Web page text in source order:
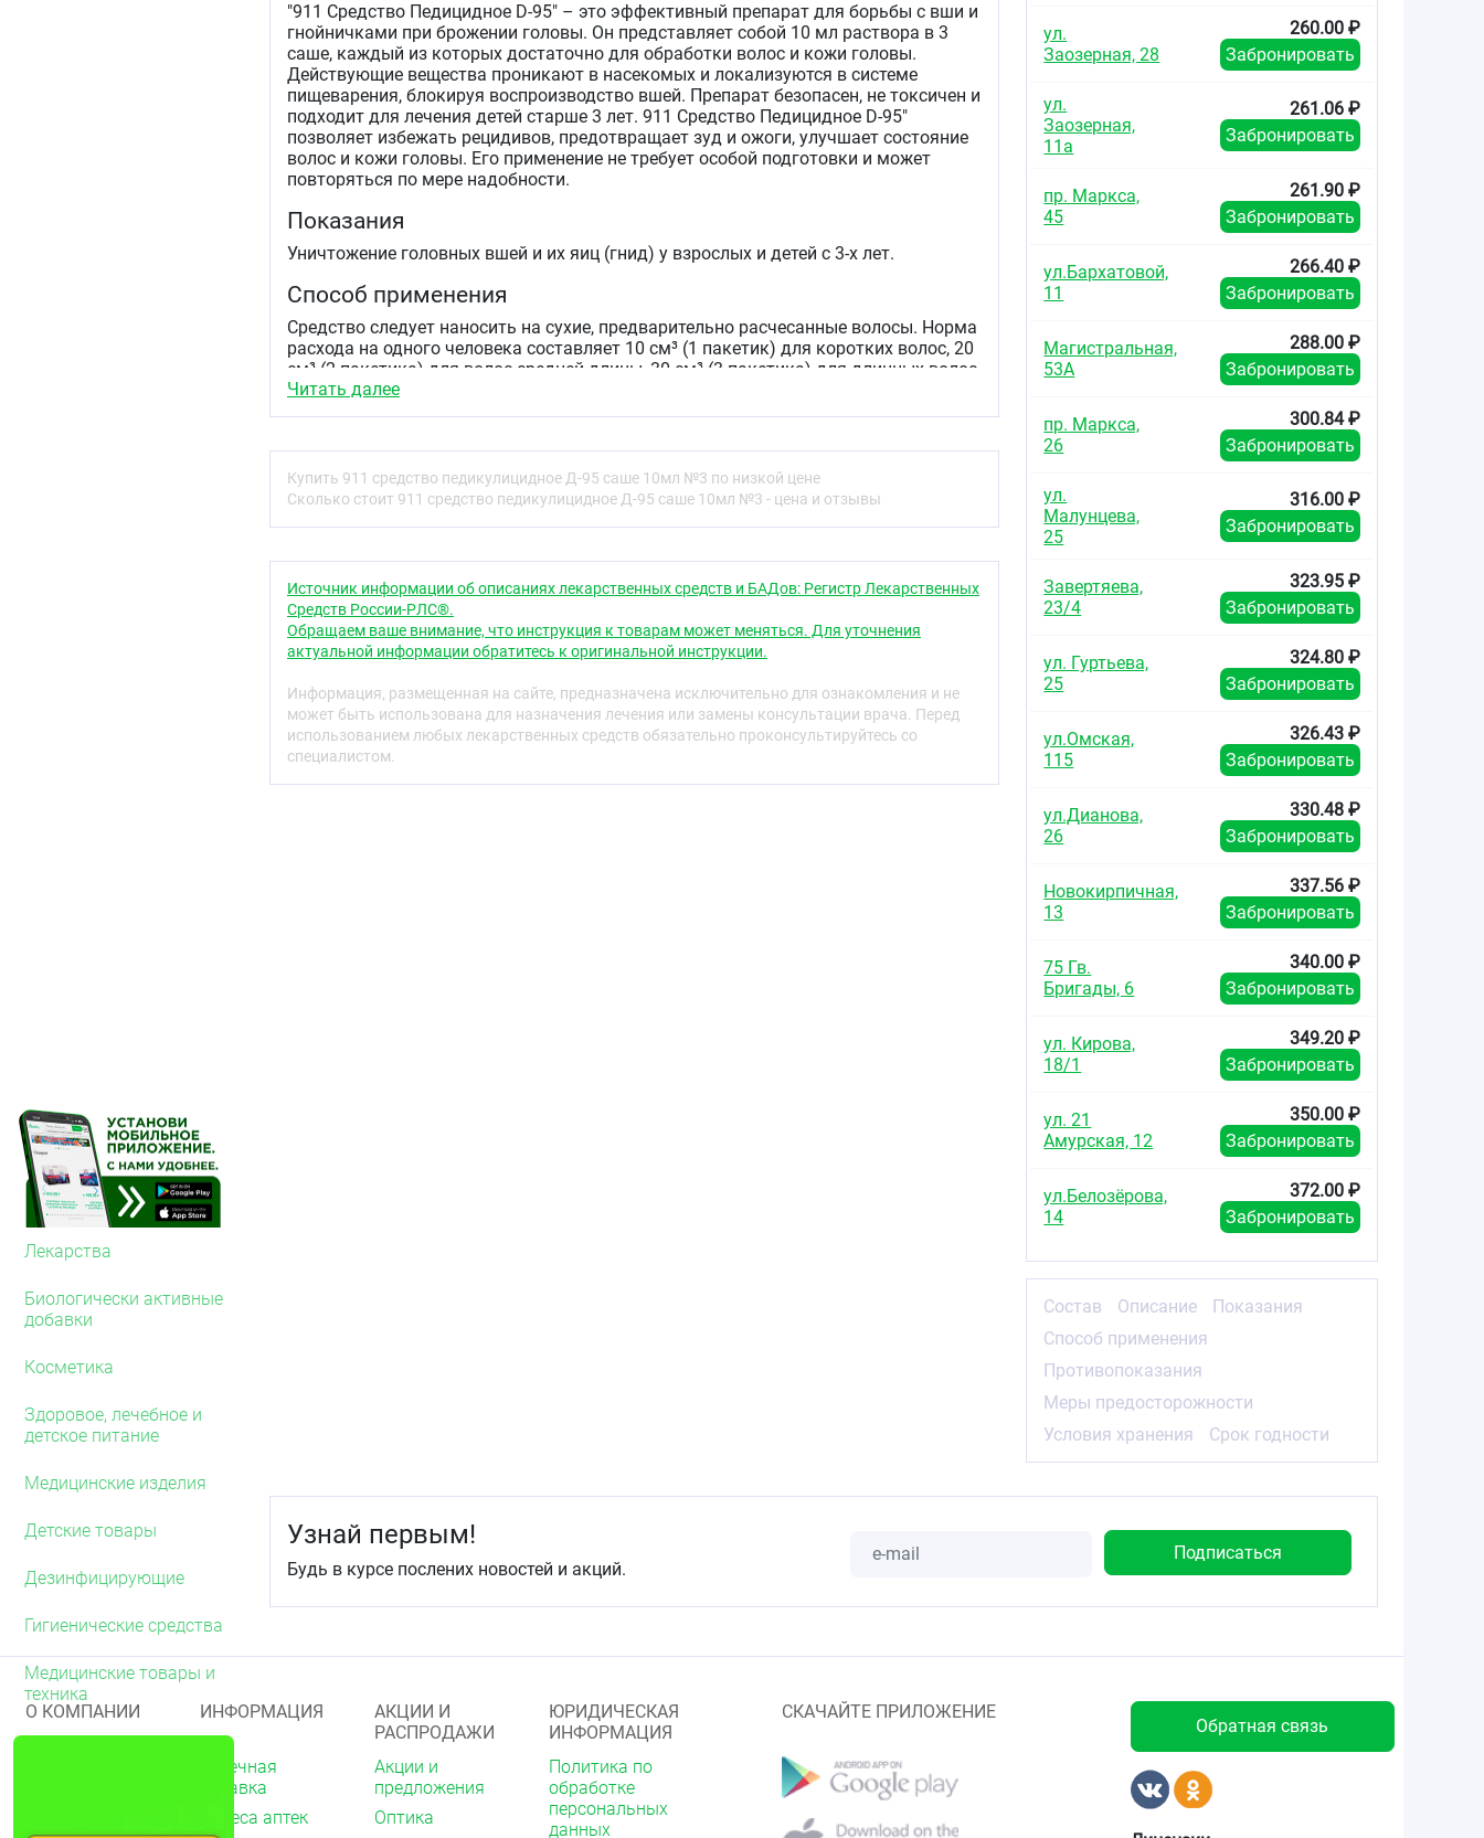
Лекарства
Биологически активные
добавки
Косметика
Здоровое, лечебное и
детское питание
Медицинские изделия
Детские товары
Дезинфицирующие
Гигиенические средства
Медицинские товары и
техника
"911 Средство Педицидное D-95" – это эффективный препарат для борьбы с вши и
гнойничками при брожении головы. Он представляет собой 10 мл раствора в 3
саше, каждый из которых достаточно для обработки волос и кожи головы.
Действующие вещества проникают в насекомых и локализуются в системе
пищеварения, блокируя воспроизводство вшей. Препарат безопасен, не токсичен и
подходит для лечения детей старше 3 лет. 911 Средство Педицидное D-95"
позволяет избежать рецидивов, предотвращает зуд и ожоги, улучшает состояние
волос и кожи головы. Его применение не требует особой подготовки и может
повторяться по мере надобности.
Показания
Уничтожение головных вшей и их яиц (гнид) у взрослых и детей с 3-х лет.
Способ применения
Средство следует наносить на сухие, предварительно расчесанные волосы. Норма
расхода на одного человека составляет 10 см³ (1 пакетик) для коротких волос, 20
см³ (2 пакетика) для волос средней длины, 30 см³ (3 пакетика) для длинных волос.
Нанести средство на корни волос до полного увлажнения. Распределить средство
по всей длине волос с помощью гребня, входящего в комплект, и оставить на 45
45 минут волосы прочесать гребнем для удаления погибших вшей и гнид. Вымыть
волосы теплой водой с применением мыла или шампуня. Обработку необходимо
повторить через 7-10 дней.
Противопоказания
Не рекомендуется наносить на кожу детям до 3-х лет, беременным и кормящим
женщинам, а также лицам с заболеваниями кожи и повышенной
чувствительностью к химическим веществам. Не является лекарственным
средством.
При использовании контактных линз их следует снять перед применением
средства Избегать попадания средства в органы дыхания, рот, глаза и на
поврежденные участки кожи. После работы со средством вымыть руки водой с
мылом!
Читать далее
Купить 911 средство педикулицидное Д-95 саше 10мл №3 по низкой цене
Сколько стоит 911 средство педикулицидное Д-95 саше 10мл №3 - цена и отзывы
Источник информации об описаниях лекарственных средств и БАДов: Регистр Лекарственных
Средств России-РЛС®.
Обращаем ваше внимание, что инструкция к товарам может меняться. Для уточнения
актуальной информации обратитесь к оригинальной инструкции.
Информация, размещенная на сайте, предназначена исключительно для ознакомления и не
может быть использована для назначения лечения или замены консультации врача. Перед
использованием любых лекарственных средств обязательно проконсультируйтесь со
специалистом.
ул.
Заозерная, 28
260.00 ₽
Забронировать
ул.
Заозерная,
11а
261.06 ₽
Забронировать
пр. Маркса,
45
261.90 ₽
Забронировать
ул.Бархатовой,
11
266.40 ₽
Забронировать
Магистральная,
53А
288.00 ₽
Забронировать
пр. Маркса,
26
300.84 ₽
Забронировать
ул.
Малунцева,
25
316.00 ₽
Забронировать
Завертяева,
23/4
323.95 ₽
Забронировать
ул. Гуртьева,
25
324.80 ₽
Забронировать
ул.Омская,
115
326.43 ₽
Забронировать
ул.Дианова,
26
330.48 ₽
Забронировать
Новокирпичная,
13
337.56 ₽
Забронировать
75 Гв.
Бригады, 6
340.00 ₽
Забронировать
ул. Кирова,
18/1
349.20 ₽
Забронировать
ул. 21
Амурская, 12
350.00 ₽
Забронировать
ул.Белозёрова,
14
372.00 ₽
Забронировать
Состав Описание
Показания
Способ применения
Противопоказания
Меры предосторожности
Условия хранения
Срок годности
Узнай первым!
Будь в курсе послених новостей и акций.
О КОМПАНИИ ИНФОРМАЦИЯ
Аптечная
справка
Адреса аптек
АКЦИИ И
РАСПРОДАЖИ
Акции и
предложения
Оптика
ЮРИДИЧЕСКАЯ
ИНФОРМАЦИЯ
Политика по
обработке
персональных
данных
СКАЧАЙТЕ ПРИЛОЖЕНИЕ
Обратная связь